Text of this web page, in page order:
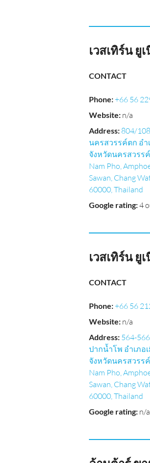
เวสเทิร์น ยู
CONTACT
Phone:+66 56
Website: n/a
Address: 804/
นครสวรรค์ตก อำ
จังหวัดนครสวรรค์
Nam Pho,
Sawan, Chang
60000, Thailand
Google rating:4
เวสเทิร์น ยู
CONTACT
Phone:+66 56
Website: n/a
Address: 564-
ปากน้ำโพ อำเภอ
จังหวัดนครสวรรค์
Nam Pho,
Sawan, Chang
60000, Thailand
Google rating: n/a